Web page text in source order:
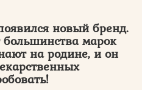
новый бренд.
большинства марок
на родине, и он